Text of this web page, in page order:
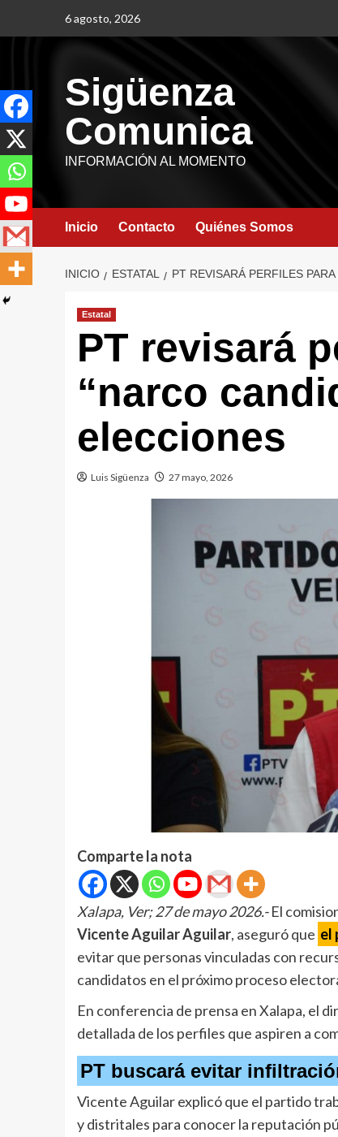
6 agosto, 2026
Sigüenza
Comunica
INFORMACIÓN AL MOMENTO
Inicio Contacto Quiénes Somos
INICIO ESTATAL PT REVISARÁ PERFILES
Estatal
PT revisará
“narco
elecciones
Luis Sigüenza 27 mayo, 2026
Comparte la nota
Xalapa, Ver; 27 de mayo 2026.-El
Vicente Aguilar Aguilar, aseguró que el
evitar que personas vinculadas con
candidatos en el próximo proceso
En conferencia de prensa en Xalapa, el
detallada de los perfiles que aspiren a
PT buscará evitar
Vicente Aguilar explicó que el partido
y distritales para conocer la reputación